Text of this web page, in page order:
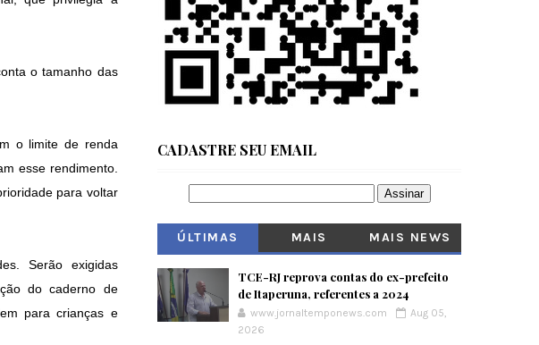
o tamanho das
o limite de renda
esse rendimento.
para voltar
Serão exigidas
do caderno de
para crianças e
CADASTRE SEU EMAIL
ÚLTIMAS
MAIS
MAIS NEWS
TCE-RJ reprova contas do ex-prefeito
de Itaperuna, referentes a 2024
www.jornaltemponews.com
Aug 05,
2026